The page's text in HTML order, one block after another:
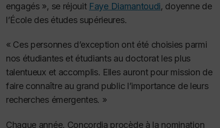
engagés », se réjouit Faye Diamantoudi, doyenne de
l’École des études supérieures.
« Ces personnes d’exception ont été choisies parmi
nos étudiantes et étudiants au doctorat les plus
talentueux et accomplis. Elles auront pour mission de
faire connaître au grand public l’importance de leurs
recherches émergentes. »
Chaque année, Concordia procède à la nomination